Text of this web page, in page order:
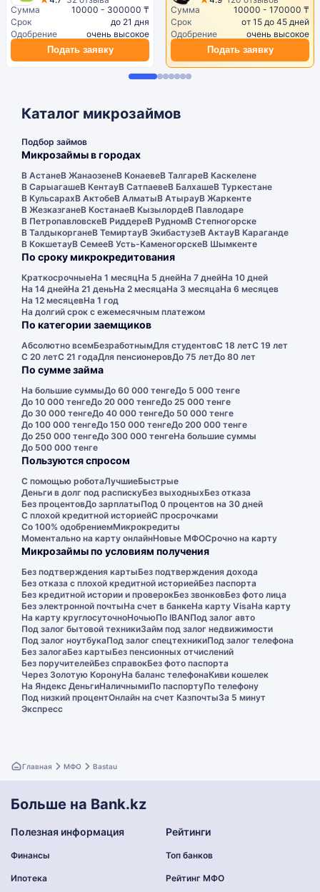
Сумма
10000 - 300000 ₸
Срок
до 21 дня
Одобрение
очень высокое
Подать заявку
Сумма
10000 - 170000 ₸
Срок
от 15 до 45 дней
Одобрение
очень высокое
Подать заявку
Каталог микрозаймов
Подбор займов
Микрозаймы в городах
В АстанеВ ЖанаозенеВ КонаевеВ ТалгареВ Каскелене
В СарыагашеВ КентауВ СатпаевеВ БалхашеВ Туркестане
В КульсарахВ АктобеВ АлматыВ АтырауВ Жаркенте
В ЖезказганеВ КостанаеВ КызылордеВ Павлодаре
В ПетропавловскеВ РиддереВ РудномВ Степногорске
В ТалдыкорганеВ ТемиртауВ ЭкибастузеВ АктауВ Караганде
В КокшетауВ СемееВ Усть-КаменогорскеВ Шымкенте
По сроку микрокредитования
КраткосрочныеНа 1 месяцНа 5 днейНа 7 днейНа 10 дней
На 14 днейНа 21 деньНа 2 месяцаНа 3 месяцаНа 6 месяцев
На 12 месяцевНа 1 год
На долгий срок с ежемесячным платежом
По категории заемщиков
Абсолютно всемБезработнымДля студентовС 18 летС 19 лет
С 20 летС 21 годаДля пенсионеровДо 75 летДо 80 лет
По сумме займа
На большие суммыДо 60 000 тенгеДо 5 000 тенге
До 10 000 тенгеДо 20 000 тенгеДо 25 000 тенге
До 30 000 тенгеДо 40 000 тенгеДо 50 000 тенге
До 100 000 тенгеДо 150 000 тенгеДо 200 000 тенге
До 250 000 тенгеДо 300 000 тенгеНа большие суммы
До 500 000 тенге
Пользуются спросом
С помощью роботаЛучшиеБыстрые
Деньги в долг под распискуБез выходныхБез отказа
Без процентовДо зарплатыПод 0 процентов на 30 дней
С плохой кредитной историейС просрочками
Со 100% одобрениемМикрокредиты
Моментально на карту онлайнНовые МФОСрочно на карту
Микрозаймы по условиям получения
Без подтверждения картыБез подтверждения дохода
Без отказа с плохой кредитной историейБез паспорта
Без кредитной истории и проверокБез звонковБез фото лица
Без электронной почтыНа счет в банкеНа карту VisaНа карту
На карту круглосуточноНочьюПо IBANПод залог авто
Под залог бытовой техникиЗайм под залог недвижимости
Под залог ноутбукаПод залог спецтехникиПод залог телефона
Без залогаБез картыБез пенсионных отчислений
Без поручителейБез справокБез фото паспорта
Через Золотую КоронуНа баланс телефонаКиви кошелек
На Яндекс ДеньгиНаличнымиПо паспортуПо телефону
Под низкий процентОнлайн на счет КазпочтыЗа 5 минут
Экспресс
Главная МФО Bastau
Больше на Bank.kz
Полезная информация
Финансы
Ипотека
Рейтинги
Топ банков
Рейтинг МФО